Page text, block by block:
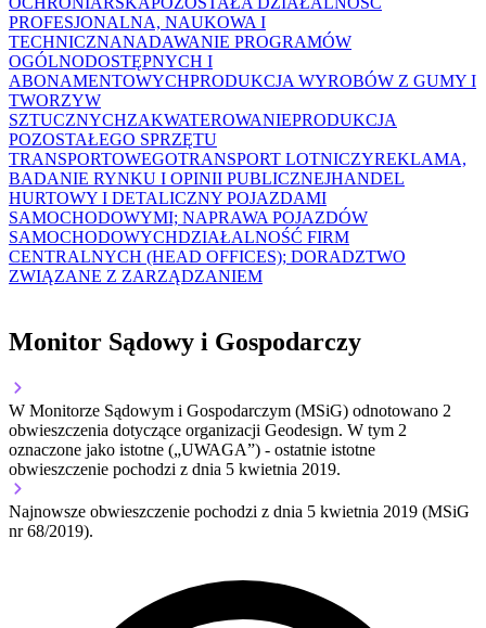
PROFESJONALNA, NAUKOWA I
TECHNICZNANADAWANIE PROGRAMÓW
OGÓLNODOSTĘPNYCH I
ABONAMENTOWYCHPRODUKCJA WYROBÓW Z GUMY I
TWORZYW
SZTUCZNYCHZAKWATEROWANIEPRODUKCJA
POZOSTAŁEGO SPRZĘTU
TRANSPORTOWEGOTRANSPORT LOTNICZYREKLAMA,
BADANIE RYNKU I OPINII PUBLICZNEJHANDEL
HURTOWY I DETALICZNY POJAZDAMI
SAMOCHODOWYMI; NAPRAWA POJAZDÓW
SAMOCHODOWYCHDZIAŁALNOŚĆ FIRM
CENTRALNYCH (HEAD OFFICES); DORADZTWO
ZWIĄZANE Z ZARZĄDZANIEM
Monitor Sądowy i Gospodarczy
W Monitorze Sądowym i Gospodarczym (MSiG) odnotowano 2
obwieszczenia dotyczące organizacji Geodesign. W tym 2
oznaczone jako istotne („UWAGA”) - ostatnie istotne
obwieszczenie pochodzi z dnia 5 kwietnia 2019.
Najnowsze obwieszczenie pochodzi z dnia 5 kwietnia 2019 (MSiG
nr 68/2019).